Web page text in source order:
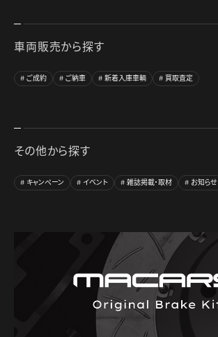
車両販売から探す
ご成約 ご納車 新着入庫車輌 買取査定
その他から探す
キャンペーン イベント 雑誌掲載・取材 お知らせ